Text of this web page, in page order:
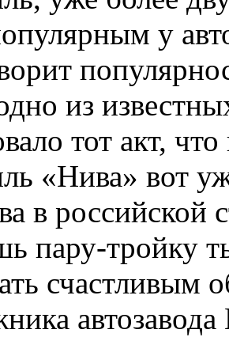
у
из
тот акт,
«Нива» вот
в российской
пару-тройку
счастливым